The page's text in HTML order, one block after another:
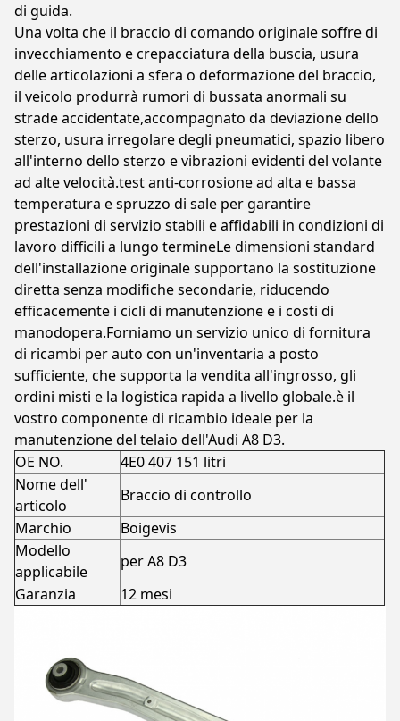
di guida.
Una volta che il braccio di comando originale soffre di
invecchiamento e crepacciatura della buscia, usura
delle articolazioni a sfera o deformazione del braccio,
il veicolo produrrà rumori di bussata anormali su
strade accidentate,accompagnato da deviazione dello
sterzo, usura irregolare degli pneumatici, spazio libero
all'interno dello sterzo e vibrazioni evidenti del volante
ad alte velocità.test anti-corrosione ad alta e bassa
temperatura e spruzzo di sale per garantire
prestazioni di servizio stabili e affidabili in condizioni di
lavoro difficili a lungo termineLe dimensioni standard
dell'installazione originale supportano la sostituzione
diretta senza modifiche secondarie, riducendo
efficacemente i cicli di manutenzione e i costi di
manodopera.Forniamo un servizio unico di fornitura
di ricambi per auto con un'inventaria a posto
sufficiente, che supporta la vendita all'ingrosso, gli
ordini misti e la logistica rapida a livello globale.è il
vostro componente di ricambio ideale per la
manutenzione del telaio dell'Audi A8 D3.
OE NO.
4E0 407 151 litri
Nome dell'
articolo
Braccio di controllo
Marchio
Boigevis
Modello
applicabile
per A8 D3
Garanzia
12 mesi